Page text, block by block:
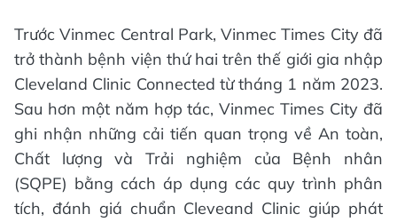
Trước Vinmec Central Park, Vinmec Times City đã
trở thành bệnh viện thứ hai trên thế giới gia nhập
Cleveland Clinic Connected từ tháng 1 năm 2023.
Sau hơn một năm hợp tác, Vinmec Times City đã
ghi nhận những cải tiến quan trọng về An toàn,
Chất lượng và Trải nghiệm của Bệnh nhân
(SQPE) bằng cách áp dụng các quy trình phân
tích, đánh giá chuẩn Cleveand Clinic giúp phát